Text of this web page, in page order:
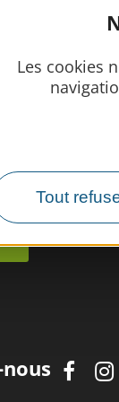
Les cookies
Tout
32300